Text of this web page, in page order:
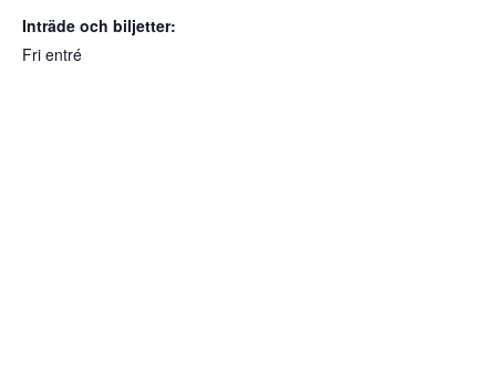
Inträde och biljetter:
Fri entré